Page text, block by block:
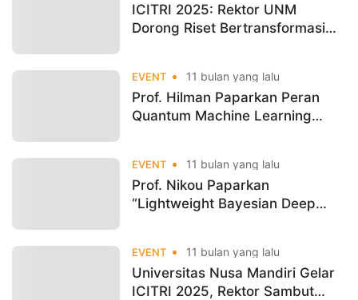
ICITRI 2025: Rektor UNM
Dorong Riset Bertransformasi
EVENT 11 bulan yang lalu
Prof. Hilman Paparkan Peran
Quantum Machine Learning
EVENT 11 bulan yang lalu
Prof. Nikou Paparkan
“Lightweight Bayesian Deep
EVENT 11 bulan yang lalu
Universitas Nusa Mandiri Gelar
ICITRI 2025, Rektor Sambut